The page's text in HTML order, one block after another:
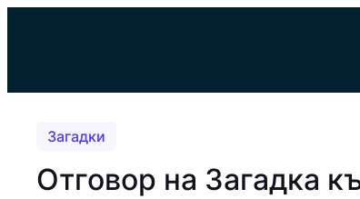
Загадки
Отговор на Загадка